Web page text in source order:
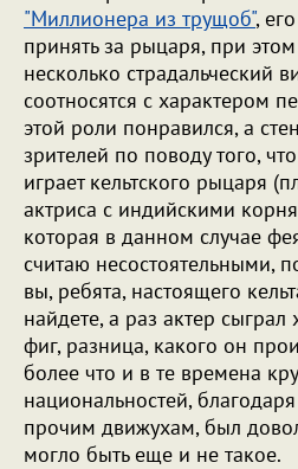
"Миллионера из трущоб",
принять за рыцаря, при
несколько страдальческий
соотносятся с характером
этой роли понравился, а
зрителей по поводу того,
играет кельтского рыцаря
актриса с индийскими
которая в данном случае
считаю несостоятельными,
вы, ребята, настоящего
найдете, а раз актер
фиг, разница, какого он
более что и в те времена
национальностей,
прочим движухам, был
могло быть еще и не такое.